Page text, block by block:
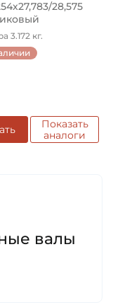
28,575
конический
3.172 кг.
Показать
аналоги
валы